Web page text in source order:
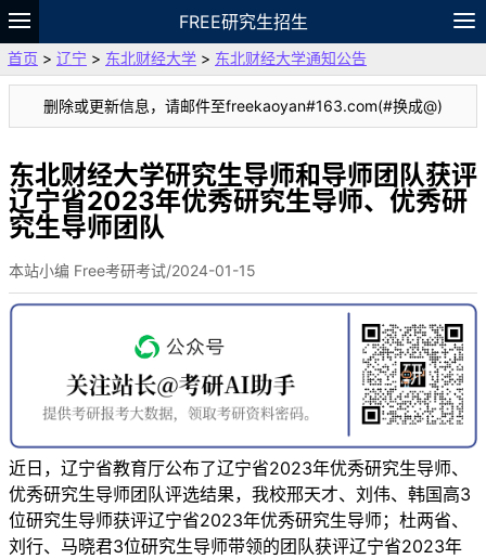
FREE研究生招生
题库
故事 专题 APP 笔记
论坛
VIP
资料
首页 > 辽宁 > 东北财经大学 > 东北财经大学通知公告
删除或更新信息，请邮件至freekaoyan#163.com(#换成@)
东北财经大学研究生导师和导师团队获评
辽宁省2023年优秀研究生导师、优秀研
究生导师团队
本站小编 Free考研考试/2024-01-15
近日，辽宁省教育厅公布了辽宁省2023年优秀研究生导师、
优秀研究生导师团队评选结果，我校邢天才、刘伟、韩国高3
位研究生导师获评辽宁省2023年优秀研究生导师；杜两省、
刘行、马晓君3位研究生导师带领的团队获评辽宁省2023年